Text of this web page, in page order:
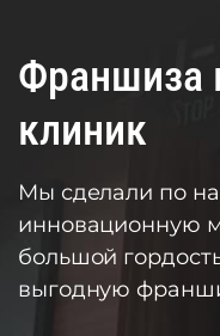
Франшиза
клиник
Мы сделали по
инновационную
большой
выгодную